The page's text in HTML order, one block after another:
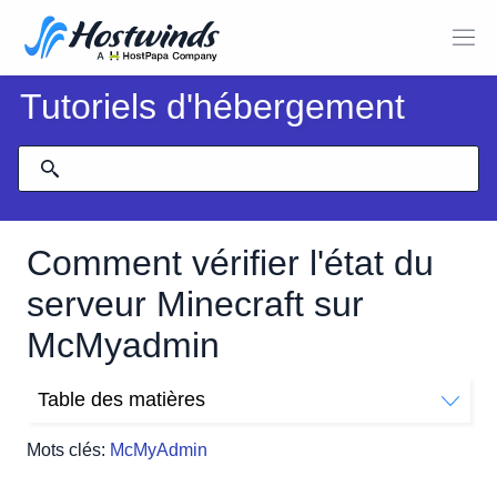
Tutoriels d'hébergement
Comment vérifier l'état du
serveur Minecraft sur
McMyadmin
Mots clés: McMyAdmin
Table des matières